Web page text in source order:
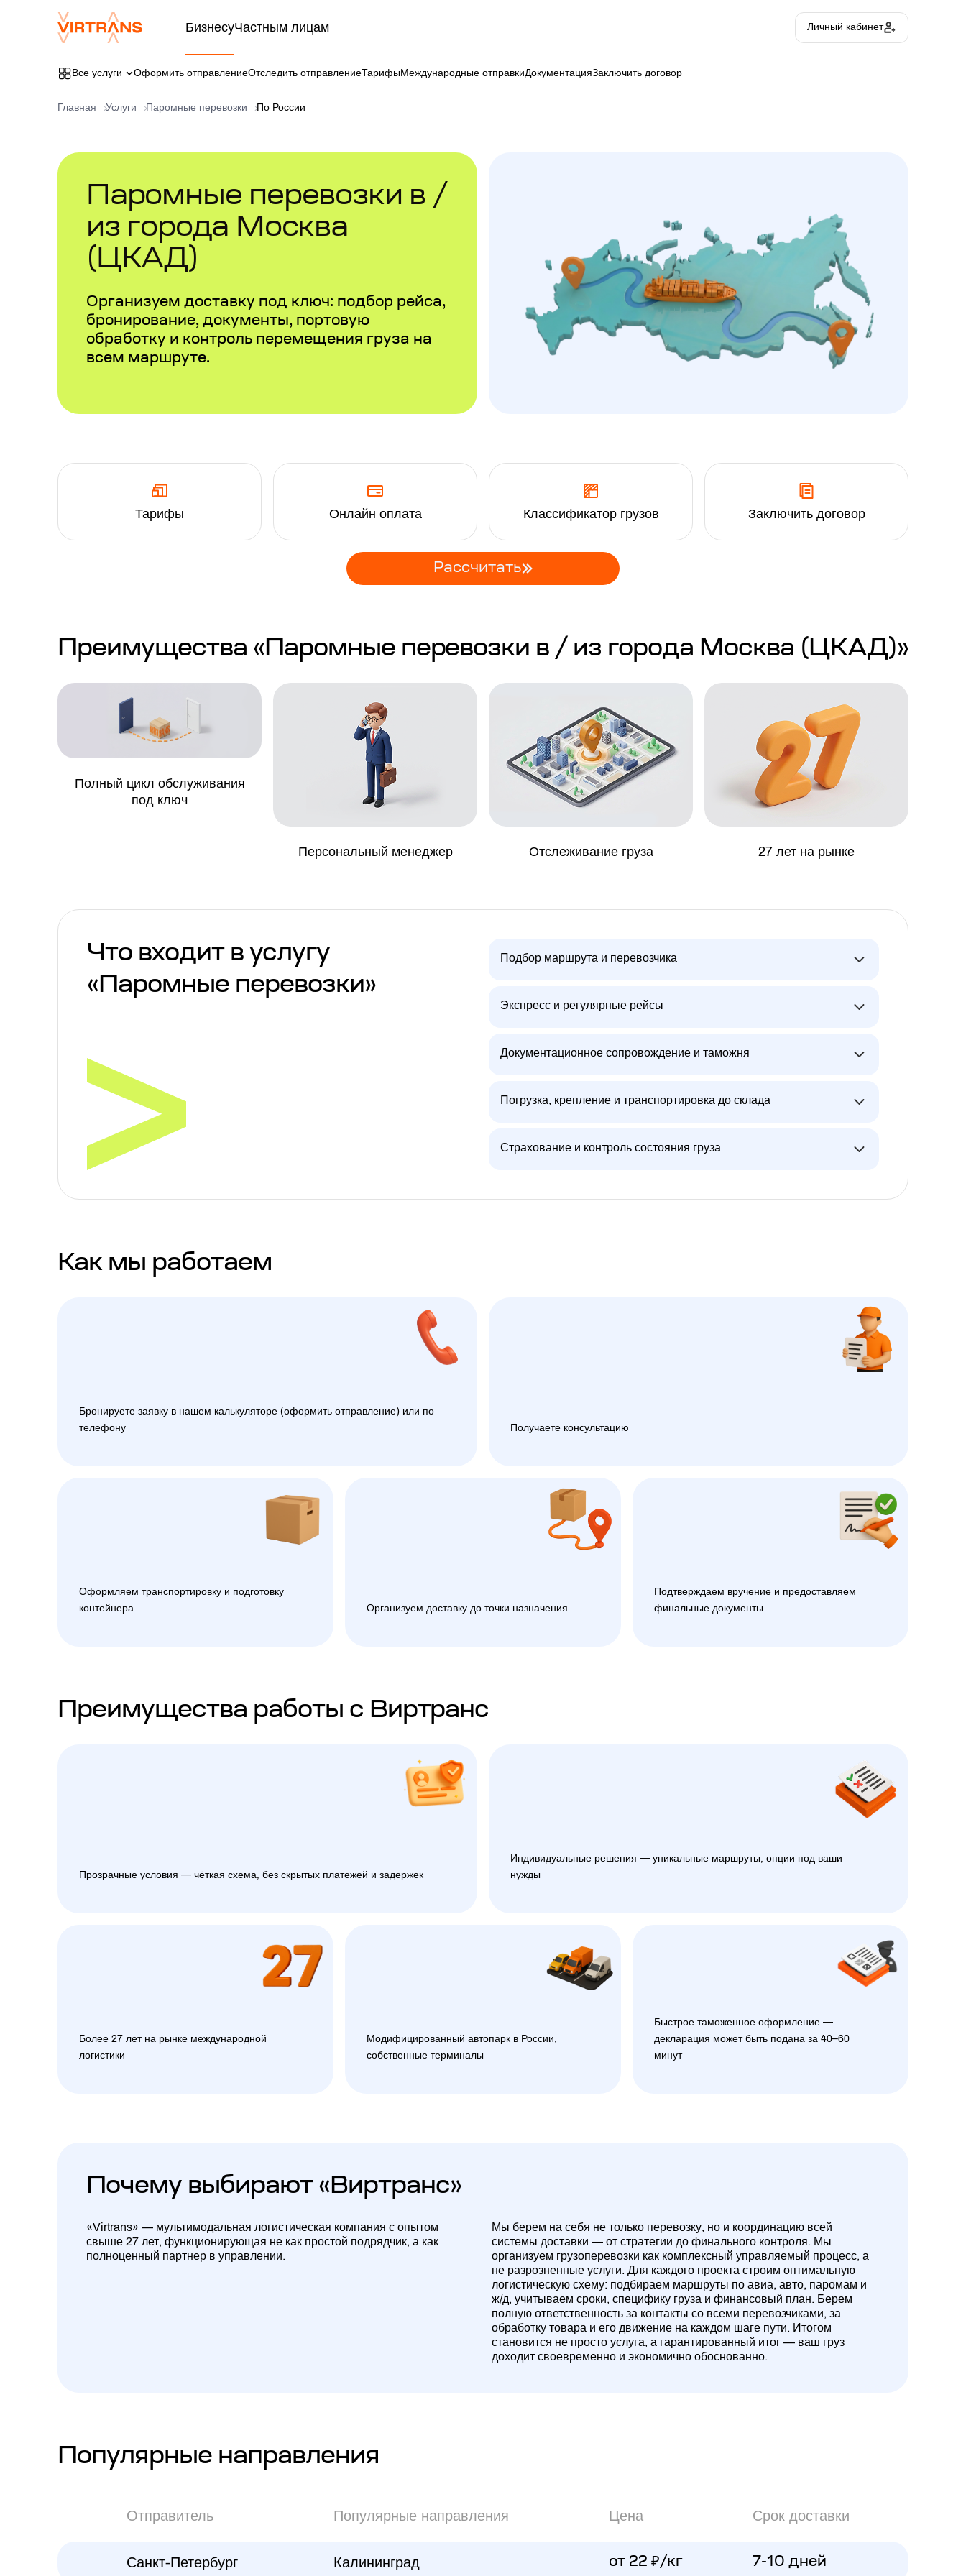
БизнесуЧастным лицам Личный кабинет
Все услуги Оформить отправлениеОтследить отправлениеТарифыМеждународные отправкиДокументацияЗаключить договор
Главная Услуги Паромные перевозки По России
Паромные перевозки в /
из города Москва
(ЦКАД)
Организуем доставку под ключ: подбор рейса,
бронирование, документы, портовую
обработку и контроль перемещения груза на
всем маршруте.
Тарифы Онлайн оплата Классификатор грузов Заключить договор
Рассчитать
Преимущества «Паромные перевозки в / из города Москва (ЦКАД)»
Полный цикл обслуживания
под ключ
Персональный менеджер Отслеживание груза 27 лет на рынке
Что входит в услугу
«Паромные перевозки»
Подбор маршрута и перевозчика
Экспресс и регулярные рейсы
Документационное сопровождение и таможня
Погрузка, крепление и транспортировка до склада
Страхование и контроль состояния груза
Как мы работаем
Бронируете заявку в нашем калькуляторе (оформить отправление) или по
телефону
Получаете консультацию
Оформляем транспортировку и подготовку
контейнера
Организуем доставку до точки назначения
Подтверждаем вручение и предоставляем
финальные документы
Преимущества работы с Виртранс
Прозрачные условия — чёткая схема, без скрытых платежей и задержек
Индивидуальные решения — уникальные маршруты, опции под ваши
нужды
Более 27 лет на рынке международной
логистики
Модифицированный автопарк в России,
собственные терминалы
Быстрое таможенное оформление —
декларация может быть подана за 40–60
минут
Почему выбирают «Виртранс»
«Virtrans» — мультимодальная логистическая компания с опытом
свыше 27 лет, функционирующая не как простой подрядчик, а как
полноценный партнер в управлении.
Мы берем на себя не только перевозку, но и координацию всей
системы доставки — от стратегии до финального контроля. Мы
организуем грузоперевозки как комплексный управляемый процесс, а
не разрозненные услуги. Для каждого проекта строим оптимальную
логистическую схему: подбираем маршруты по авиа, авто, паромам и
ж/д, учитываем сроки, специфику груза и финансовый план. Берем
полную ответственность за контакты со всеми перевозчиками, за
обработку товара и его движение на каждом шаге пути. Итогом
становится не просто услуга, а гарантированный итог — ваш груз
доходит своевременно и экономично обоснованно.
Популярные направления
Отправитель Популярные направления Цена Срок доставки
Санкт-Петербург Калининград от 22 ₽/кг 7-10 дней